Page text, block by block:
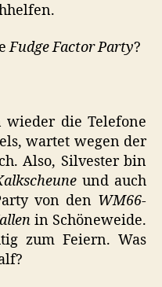
Fudge Factor Party?
wieder die Telefone
wartet wegen der
Also, Silvester bin
und auch
von den WM66-
in Schöneweide.
zum Feiern. Was